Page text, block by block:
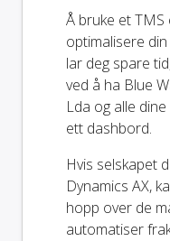
Å bruke et
optimalisere
lar deg spare
ved å ha Blue
Lda og alle
ett dashbord.
Hvis selskapet
Dynamics AX,
hopp over de
automatiser